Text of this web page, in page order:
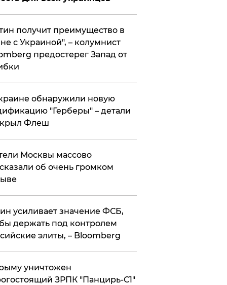
получит преимущество в
с Украиной", – колумнист
предостерег Запад от
обнаружили новую
"Герберы" – детали
Флеш
Москвы массово
об очень громком
усиливает значение ФСБ,
держать под контролем
элиты, – Bloomberg
уничтожен
ЗРПК "Панцирь-С1"